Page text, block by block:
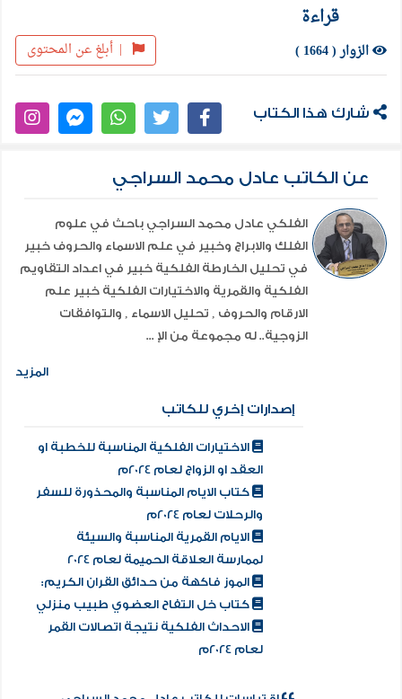
قراءة
| أبلغ عن المحتوى الزوار ( 1664 )
شارك هذا الكتاب
عن الكاتب عادل محمد السراجي
الفلكي عادل محمد السراجي باحث في علوم
الفلك والابراج وخبير في علم الاسماء والحروف خبير
في تحليل الخارطة الفلكية خبير في اعداد التقاويم
الفلكية والقمرية والاختيارات الفلكية خبير علم
الارقام والحروف , تحليل الاسماء , والتوافقات
الزوجية.. له مجموعة من الإ ...
المزيد
إصدارات إخري للكاتب
الاختيارات الفلكية المناسبة للخطبة او
العقد او الزواج لعام 2024م
كتاب الايام المناسبة والمحذورة للسفر
والرحلات لعام 2024م
الايام القمرية المناسبة والسيئة
لممارسة العلاقة الحميمة لعام 2024
الموز فاكهة من حدائق القران الكريم:
كتاب خل التفاح العضوي طبيب منزلي
الاحداث الفلكية نتيجة اتصالات القمر
لعام 2024م